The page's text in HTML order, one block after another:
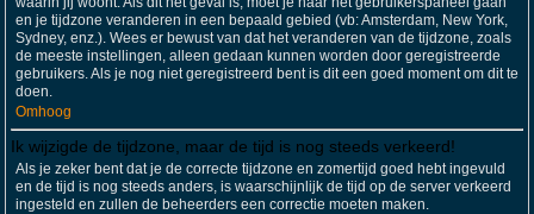
en je tijdzone veranderen in een bepaald gebied (vb: Amsterdam, New York,
Sydney, enz.). Wees er bewust van dat het veranderen van de tijdzone, zoals
de meeste instellingen, alleen gedaan kunnen worden door geregistreerde
gebruikers. Als je nog niet geregistreerd bent is dit een goed moment om dit te
doen.
Omhoog
Ik wijzigde de tijdzone, maar de tijd is nog steeds verkeerd!
Als je zeker bent dat je de correcte tijdzone en zomertijd goed hebt ingevuld
en de tijd is nog steeds anders, is waarschijnlijk de tijd op de server verkeerd
ingesteld en zullen de beheerders een correctie moeten maken.